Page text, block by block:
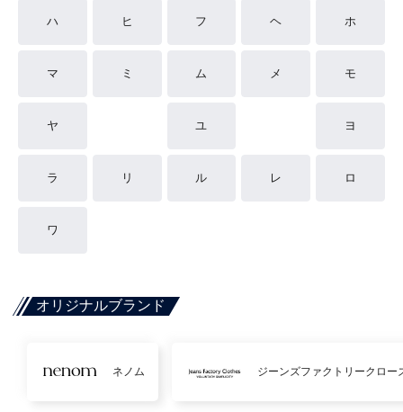
ハ ヒ フ ヘ ホ
マ ミ ム メ モ
ヤ ユ ヨ
ラ リ ル レ ロ
ワ
オリジナルブランド
ネノム ジーンズファクトリークロー